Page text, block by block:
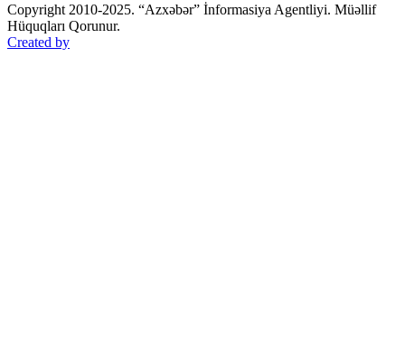
Copyright 2010-2025. “Azxəbər” İnformasiya Agentliyi. Müəllif
Hüquqları Qorunur.
Created by